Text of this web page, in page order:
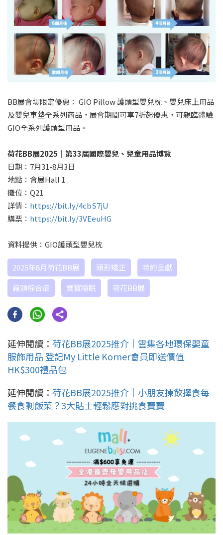
BB展會場限定優惠： GIO Pillow 護頭型嬰兒枕、嬰兒床上用品
及嬰兒車墊全系列商品，展會期間可享7折起優惠，可親臨體驗
GIO全系列護頭型用品。
荷花BB展2025｜第33屆國際嬰兒、兒童用品博覽
日期：7月31-8月3日
地點：會展Hall 1
攤位：Q21
詳情： https://bit.ly/4cbS7jU
購票： https://bit.ly/3VEeuHG
資料提供：GIO護頭型嬰兒枕
2025年8月荷花BB展 頭形矯正
特約呈獻
扁頭綜合症
寶寶睡眠 荷花BB展
延伸閱讀： 荷花BB展2025推介｜雲集各地環保嬰童
服飾用品 登記My Little Korner會員即送價值
HK$300禮品包
延伸閱讀： 荷花BB展2025推介｜小朋友揀飲擇食每
餐食剩飯菜？3大貼士輕鬆應對挑食寶寶